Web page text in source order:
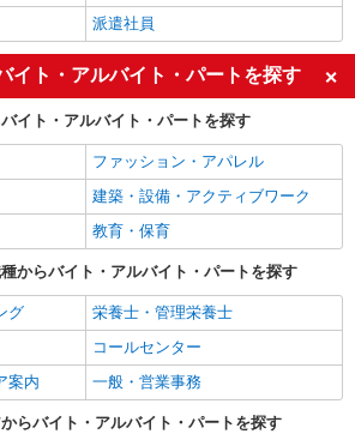
派遣社員
イト・アルバイト・パートを探す
イト・アルバイト・パートを探す
ファッション・アパレル
建築・設備・アクティブワーク
教育・保育
からバイト・アルバイト・パートを探す
グ
栄養士・管理栄養士
コールセンター
案内
一般・営業事務
らバイト・アルバイト・パートを探す